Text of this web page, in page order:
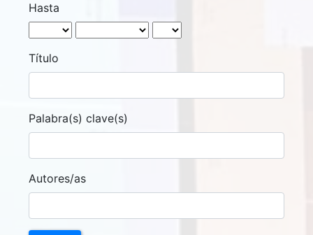
Hasta
Título
Palabra(s) clave(s)
Autores/as